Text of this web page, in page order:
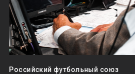
Российский футбольный союз